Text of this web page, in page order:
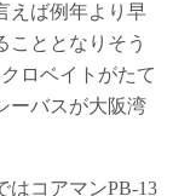
えば例年より早
こととなりそう
ロベイトがたて
ーバスが大阪湾
はコアマンPB-13